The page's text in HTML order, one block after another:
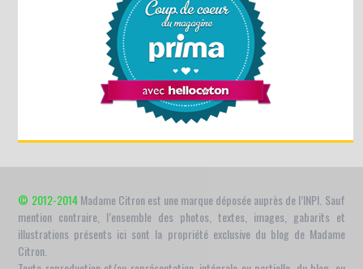
© 2012-2014Madame Citron est une marque déposée auprès de l’INPI. Sauf
mention contraire, l’ensemble des photos, textes, images, gabarits et
illustrations présents ici sont la propriété exclusive du blog de Madame
Citron.